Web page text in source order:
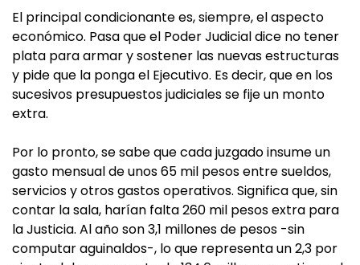
El principal condicionante es, siempre, el aspecto
económico. Pasa que el Poder Judicial dice no tener
plata para armar y sostener las nuevas estructuras
y pide que la ponga el Ejecutivo. Es decir, que en los
sucesivos presupuestos judiciales se fije un monto
extra.
Por lo pronto, se sabe que cada juzgado insume un
gasto mensual de unos 65 mil pesos entre sueldos,
servicios y otros gastos operativos. Significa que, sin
contar la sala, harían falta 260 mil pesos extra para
la Justicia. Al año son 3,1 millones de pesos -sin
computar aguinaldos-, lo que representa un 2,3 por